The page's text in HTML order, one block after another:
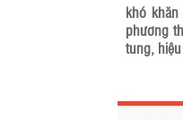
khó
phương
tung,